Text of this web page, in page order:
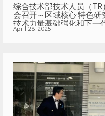
综合技术部技术人员（
会召开～区域核心·特色
技术力量基础强化和下一
April 28, 2025